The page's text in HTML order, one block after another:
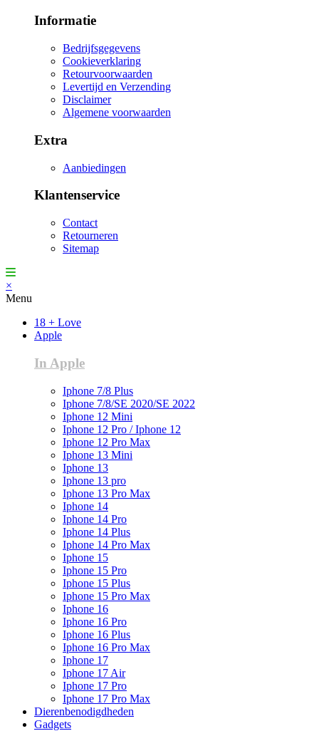
Informatie
Bedrijfsgegevens
Cookieverklaring
Retourvoorwaarden
Levertijd en Verzending
Disclaimer
Algemene voorwaarden
Extra
Aanbiedingen
Klantenservice
Contact
Retourneren
Sitemap
×
Menu
18 + Love
Apple
In Apple
Iphone 7/8 Plus
Iphone 7/8/SE 2020/SE 2022
Iphone 12 Mini
Iphone 12 Pro / Iphone 12
Iphone 12 Pro Max
Iphone 13 Mini
Iphone 13
Iphone 13 pro
Iphone 13 Pro Max
Iphone 14
Iphone 14 Pro
Iphone 14 Plus
Iphone 14 Pro Max
Iphone 15
Iphone 15 Pro
Iphone 15 Plus
Iphone 15 Pro Max
Iphone 16
Iphone 16 Pro
Iphone 16 Plus
Iphone 16 Pro Max
Iphone 17
Iphone 17 Air
Iphone 17 Pro
Iphone 17 Pro Max
Dierenbenodigdheden
Gadgets